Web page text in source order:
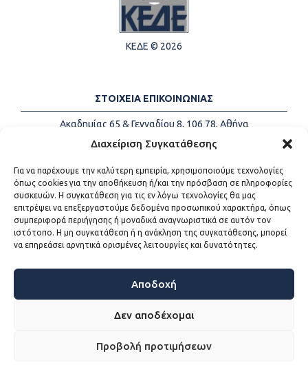
Διαχείριση Συγκατάθεσης
Για να παρέχουμε την καλύτερη εμπειρία, χρησιμοποιούμε τεχνολογίες
όπως cookies για την αποθήκευση ή/και την πρόσβαση σε πληροφορίες
συσκευών. Η συγκατάθεση για τις εν λόγω τεχνολογίες θα μας
επιτρέψει να επεξεργαστούμε δεδομένα προσωπικού χαρακτήρα, όπως
συμπεριφορά περιήγησης ή μοναδικά αναγνωριστικά σε αυτόν τον
ιστότοπο. Η μη συγκατάθεση ή η ανάκληση της συγκατάθεσης, μπορεί
να επηρεάσει αρνητικά ορισμένες λειτουργίες και δυνατότητες.
Αποδοχή
Δεν αποδέχομαι
Προβολή προτιμήσεων
ΚΕΔΕ © 2026
ΣΤΟΙΧΕΙΑ ΕΠΙΚΟΙΝΩΝΙΑΣ
Ακαδημίας 65 & Γενναδίου 8, 106 78, Αθήνα
Τηλέφωνα:
+30 213-2147500
Email:
info@kede.gr
ΧΡΗΣΙΜΟΙ ΣΥΝΔΕΣΜΟΙ
Η ΚΕΔΕ
Sitemap
Προσβασιμότητα
Όροι χρήσης
WEB DEVELOPMENT BY ΕΓΚΡΙΤΟΣ GROUP - ΣΥΝΕΡΓΑΣΙΑ Α.Ε.